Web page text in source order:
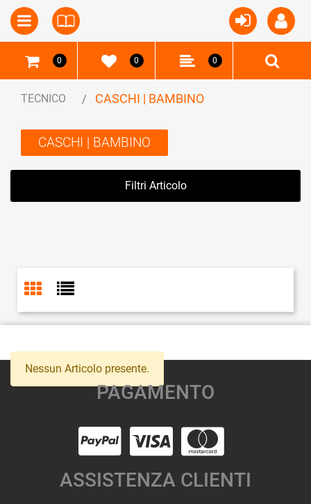
Open Open menu
0 0 0
TECNICO CASCHI | BAMBINO
CASCHI | BAMBINO
Filtri Articolo
Nessun Articolo presente.
PAGAMENTO
ASSISTENZA CLIENTI